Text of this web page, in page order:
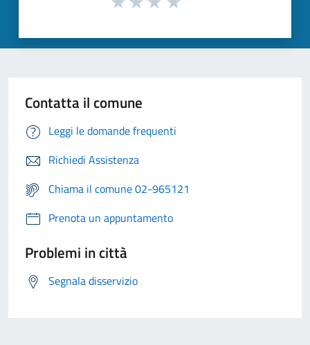
Contatta il comune
Leggi le domande frequenti
Richiedi Assistenza
Chiama il comune 02-965121
Prenota un appuntamento
Problemi in città
Segnala disservizio